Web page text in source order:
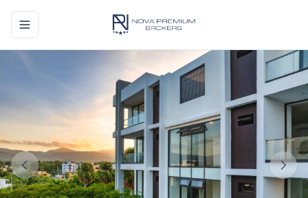
Toggle navigation menu